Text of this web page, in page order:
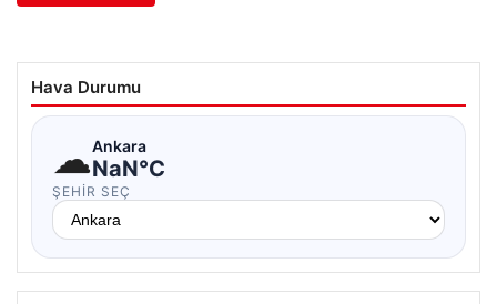
Hava Durumu
☁Ankara
NaN°C
ŞEHIR SEÇ